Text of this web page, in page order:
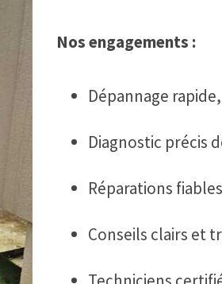
Nos engagements :
Dépannage
Diagnostic précis
Réparations
Conseils clairs et